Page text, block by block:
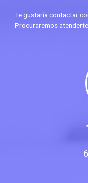
Te gustaría contactar
Procuraremos